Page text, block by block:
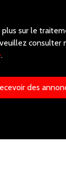
plus sur le
consulter
.
des